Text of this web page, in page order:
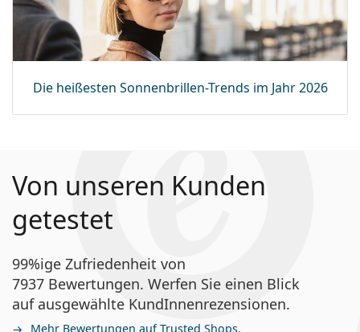
Die heißesten Sonnenbrillen-Trends im Jahr 2026
Von unseren Kunden
getestet
99%ige Zufriedenheit von
7937 Bewertungen. Werfen Sie einen Blick
auf ausgewählte KundInnenrezensionen.
Mehr Bewertungen auf Trusted Shops.